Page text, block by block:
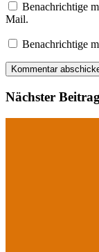
Benachrichtige
Mail.
Benachrichtige
Nächster Beitrag